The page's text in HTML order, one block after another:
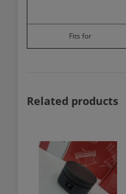
Fits for
Related products